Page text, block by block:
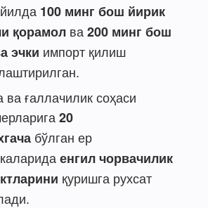
100 минг бош йирик
қорамол ва 200 минг бош
эчки импорт қилиш
ва ғаллачилик соҳаси
20
бўлган ер
енгил чорвачилик
қуришга рухсат